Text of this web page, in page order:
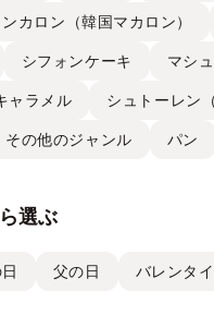
カロン（韓国マカロン）
シフォンケーキ マシ
ャラメル シュトーレン
その他のジャンル パン
選ぶ
父の日 バレンタ